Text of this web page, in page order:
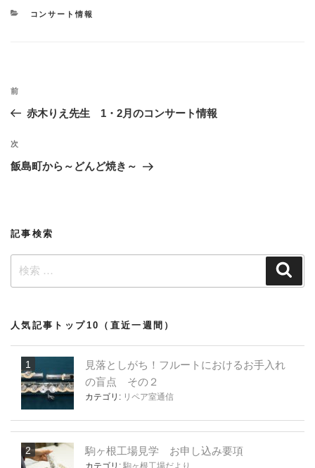
カ
コンサート情報
投
ビ
ゲ
ン
過
去
投
稿
前
赤木りえ先生 1・2月のコンサート情報
次
の
次
飯島町から～どんど焼き～
記事検索
索:
人気記事トップ10（直近一週間）
見落としがち！フルートにおけるお手入れ
の盲点 その２
カテゴリ: リペア室通信
駒ヶ根工場見学 お申し込み要項
カテゴリ: 駒ヶ根工場だより